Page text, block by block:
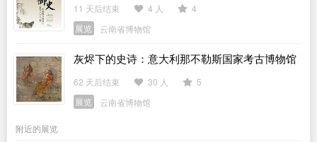
11 天后结束 4 人
4
展览
云南省博物馆
灰烬下的史诗：意大利那不勒斯国家考古博物馆
馆藏庞贝文物展
62 天后结束 30 人
5
展览
云南省博物馆
附近的展览